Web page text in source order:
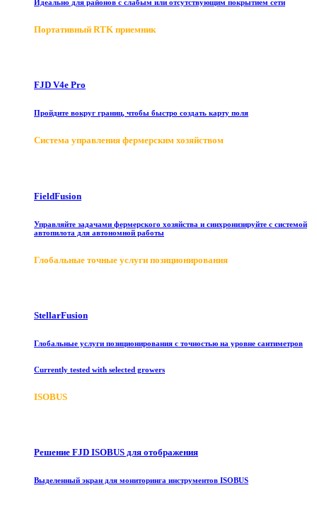
Идеально для районов с слабым или отсутствующим покрытием сети
Портативный RTK приемник
FJD V4e Pro
Пройдите вокруг границ, чтобы быстро создать карту поля
Система управления фермерским хозяйством
FieldFusion
Управляйте задачами фермерского хозяйства и синхронизируйте с системой
автопилота для автономной работы
Глобальные точные услуги позиционирования
StellarFusion
Глобальные услуги позиционирования с точностью на уровне сантиметров
Currently tested with selected growers
ISOBUS
Решение FJD ISOBUS для отображения
Выделенный экран для мониторинга инструментов ISOBUS